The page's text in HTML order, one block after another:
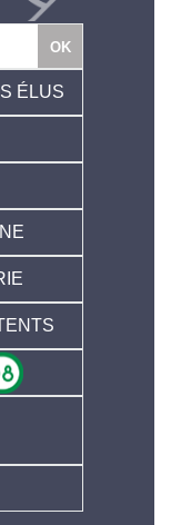
ÉLUS